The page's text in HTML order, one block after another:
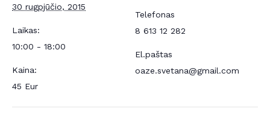
30 rugpjūčio, 2015
Laikas:
10:00 - 18:00
Kaina:
45 Eur
Telefonas
8 613 12 282
El.paštas
oaze.svetana@gmail.com